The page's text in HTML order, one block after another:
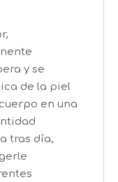
y se
de la piel
en una
tras día,